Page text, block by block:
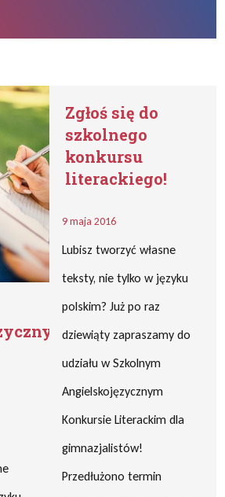
Zgłoś się do
szkolnego
konkursu
literackiego!
9 maja 2016
Lubisz tworzyć własne
teksty, nie tylko w języku
polskim? Już po raz
dziewiąty zapraszamy do
udziału w Szkolnym
Angielskojęzycznym
Konkursie Literackim dla
gimnazjalistów!
Przedłużono termin